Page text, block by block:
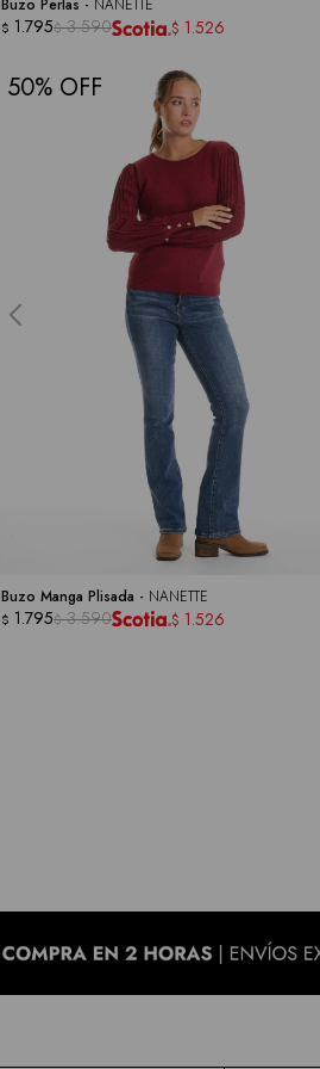
Buzo Perlas - NANETTE
$ 1.795$ 3.590 $ 1.526
50
Buzo Manga Plisada - NANETTE
$ 1.795$ 3.590 $ 1.526